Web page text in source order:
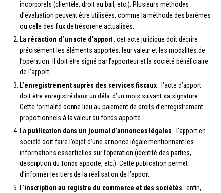
incorporels (clientèle, droit au bail, etc.). Plusieurs méthodes
d’évaluation peuvent être utilisées, comme la méthode des barèmes
ou celle des flux de trésorerie actualisés.
La rédaction d’un acte d’apport : cet acte juridique doit décrire
précisément les éléments apportés, leur valeur et les modalités de
l’opération. Il doit être signé par l’apporteur et la société bénéficiaire
de l’apport.
L’enregistrement auprès des services fiscaux : l’acte d’apport
doit être enregistré dans un délai d’un mois suivant sa signature.
Cette formalité donne lieu au paiement de droits d’enregistrement
proportionnels à la valeur du fonds apporté.
La publication dans un journal d’annonces légales : l’apport en
société doit faire l’objet d’une annonce légale mentionnant les
informations essentielles sur l’opération (identité des parties,
description du fonds apporté, etc.). Cette publication permet
d’informer les tiers de la réalisation de l’apport.
L’inscription au registre du commerce et des sociétés : enfin,